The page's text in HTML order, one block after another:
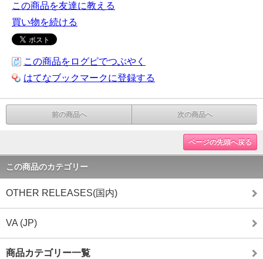
この商品を友達に教える
買い物を続ける
この商品をログピでつぶやく
はてなブックマークに登録する
前の商品へ 次の商品へ
ページの先頭へ戻る
この商品のカテゴリー
OTHER RELEASES(国内)
VA (JP)
商品カテゴリー一覧